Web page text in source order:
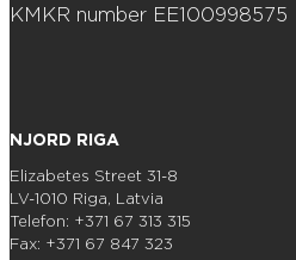
KMKR number EE100998575
NJORD RIGA
Elizabetes Street 31-8
LV-1010 Riga, Latvia
Telefon: +371 67 313 315
Fax: +371 67 847 323